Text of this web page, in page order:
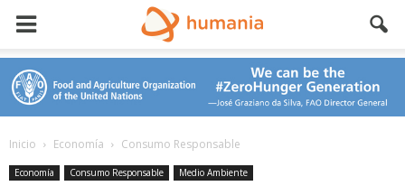
Inicio Economía Consumo Responsable
Economía Consumo Responsable Medio Ambiente